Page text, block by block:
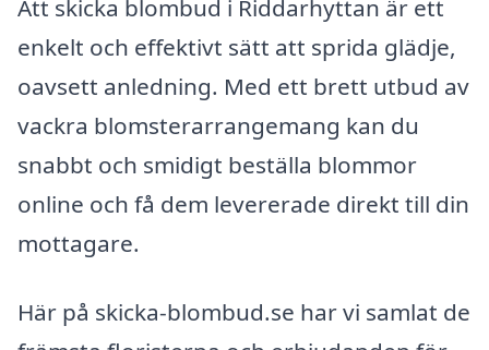
Att skicka blombud i Riddarhyttan är ett
enkelt och effektivt sätt att sprida glädje,
oavsett anledning. Med ett brett utbud av
vackra blomsterarrangemang kan du
snabbt och smidigt beställa blommor
online och få dem levererade direkt till din
mottagare.
Här på skicka-blombud.se har vi samlat de